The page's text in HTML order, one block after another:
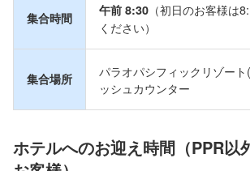
集合時間 午前 8:30 （初日のお客様は
ください）
集合場所
パラオパシフィックリゾー
ッシュカウンター
ホテルへのお迎え時間（PPR以